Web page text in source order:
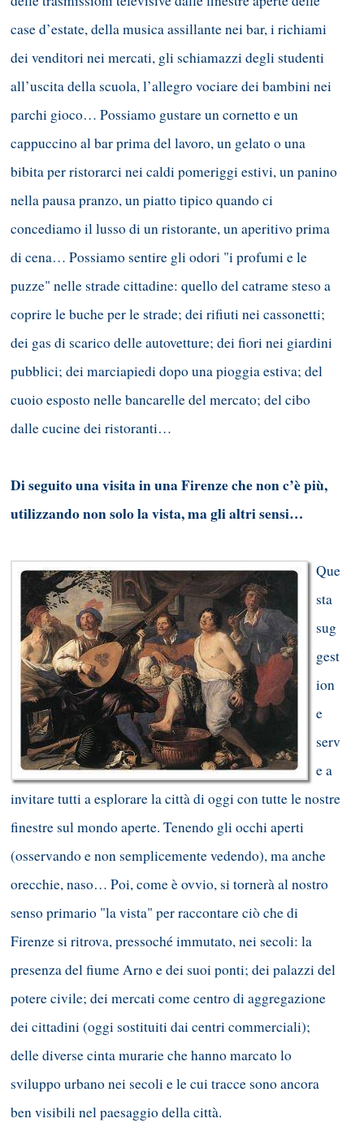
case d’estate, della musica assillante nei bar, i richiami
dei venditori nei mercati, gli schiamazzi degli studenti
all’uscita della scuola, l’allegro vociare dei bambini nei
parchi gioco… Possiamo gustare un cornetto e un
cappuccino al bar prima del lavoro, un gelato o una
bibita per ristorarci nei caldi pomeriggi estivi, un panino
nella pausa pranzo, un piatto tipico quando ci
concediamo il lusso di un ristorante, un aperitivo prima
di cena… Possiamo sentire gli odori "i profumi e le
puzze" nelle strade cittadine: quello del catrame steso a
coprire le buche per le strade; dei rifiuti nei cassonetti;
dei gas di scarico delle autovetture; dei fiori nei giardini
pubblici; dei marciapiedi dopo una pioggia estiva; del
cuoio esposto nelle bancarelle del mercato; del cibo
dalle cucine dei ristoranti…
Di seguito una visita in una Firenze che non c’è più,
utilizzando non solo la vista, ma gli altri sensi…
Que
sta
sug
gest
ion
e
serv
e a
invitare tutti a esplorare la città di oggi con tutte le nostre
finestre sul mondo aperte. Tenendo gli occhi aperti
(osservando e non semplicemente vedendo), ma anche
orecchie, naso… Poi, come è ovvio, si tornerà al nostro
senso primario "la vista" per raccontare ciò che di
Firenze si ritrova, pressoché immutato, nei secoli: la
presenza del fiume Arno e dei suoi ponti; dei palazzi del
potere civile; dei mercati come centro di aggregazione
dei cittadini (oggi sostituiti dai centri commerciali);
delle diverse cinta murarie che hanno marcato lo
sviluppo urbano nei secoli e le cui tracce sono ancora
ben visibili nel paesaggio della città.